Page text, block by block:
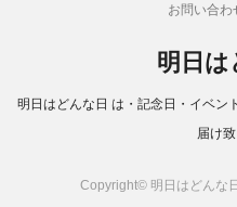
お問い合わ
明日は
明日はどんな日 は・記念日・イベン
届け致
Copyright© 明日はどんな